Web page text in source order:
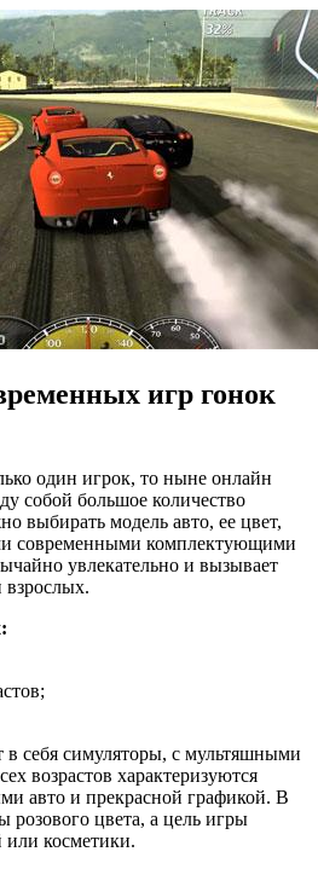
игр гонок
один игрок, то ныне онлайн
собой большое количество
выбирать модель авто, ее цвет,
современными комплектующими
увлекательно и вызывает
взрослых.
себя симуляторы, с мультяшными
возрастов характеризуются
авто и прекрасной графикой. В
розового цвета, а цель игры
или косметики.